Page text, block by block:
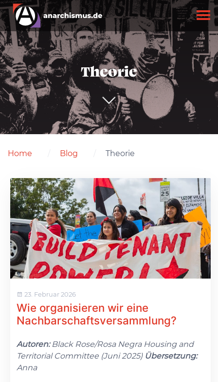
Theorie
Home Blog Theorie
23. Februar 2026
Wie organisieren wir eine
Nachbarschaftsversammlung?
Autoren:Black Rose/Rosa Negra Housing and
Territorial Committee (Juni 2025) Übersetzung:
Anna